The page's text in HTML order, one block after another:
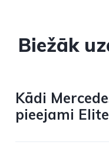
Biežāk
Kādi
pieejami